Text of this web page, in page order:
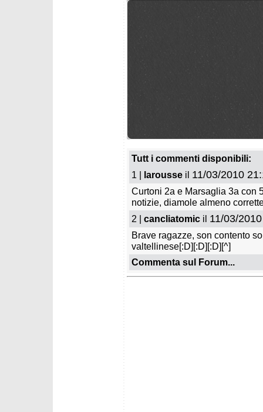
Tutt i commenti disponibili:
1 | larousse il 11/03/2010
Curtoni 2a e Marsaglia 3a con
notizie, diamole almeno
2 | cancliatomic il 11/03/
Brave ragazze, son contento
valtellinese[:D][:D][:D][^]
Commenta sul Forum...